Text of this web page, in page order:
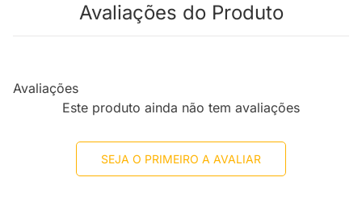
Avaliações do Produto
Avaliações
Este produto ainda não tem avaliações
SEJA O PRIMEIRO A AVALIAR